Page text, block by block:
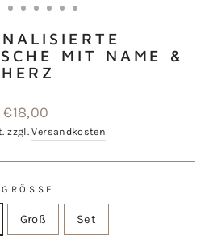
MIT NAME &
HERZ
Normaler
Preis
€18,00
zzgl.Versandkosten
GRÖSSE
Groß Set